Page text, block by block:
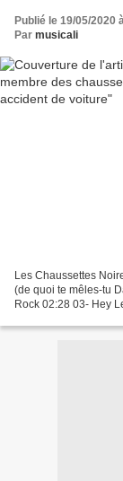
Publié le 19/05/2020
Par musicali
Les Chaussettes
(de quoi te mêles-tu
Rock 02:28 03- Hey